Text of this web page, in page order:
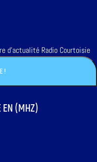
d'actualité Radio Courtoisie
EN (MHZ)